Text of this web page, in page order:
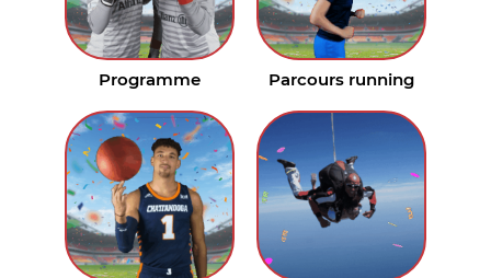
Programme Parcours running